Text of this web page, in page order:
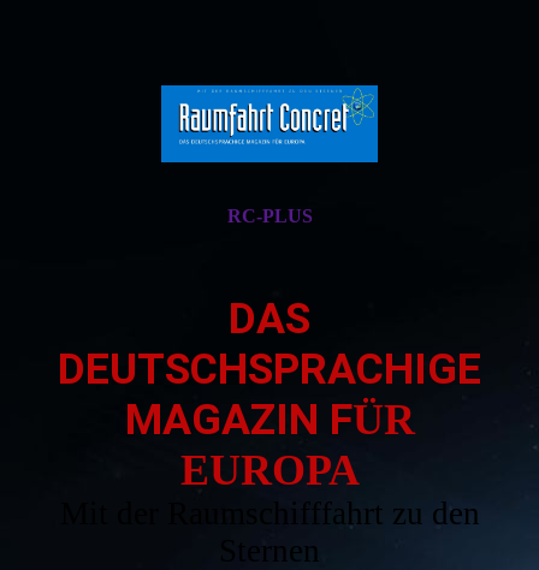
RC-PLUS
DAS
DEUTSCHSPRACHIGE
MAGAZIN FÜR
EUROPA
Mit der Raumschifffahrt zu den
Sternen